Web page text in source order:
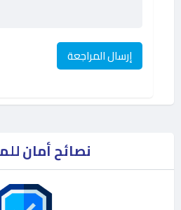
نصائح أمان